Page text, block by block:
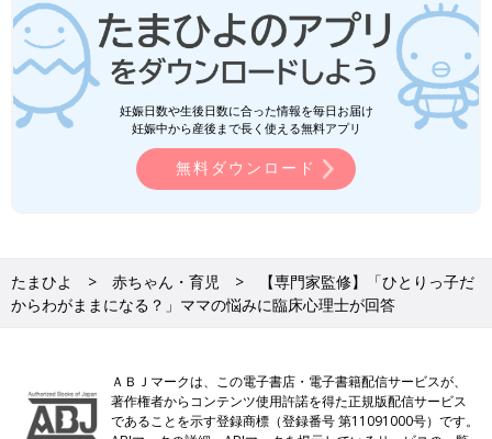
妊娠日数や生後日数に合った情報を毎日お届け
妊娠中から産後まで長く使える無料アプリ
無料ダウンロード
たまひよ 赤ちゃん・育児
【専門家監修】「ひとりっ子だ
からわがままになる？」ママの悩みに臨床心理士が回答
ＡＢＪマークは、この電子書店・電子書籍配信サービスが、
著作権者からコンテンツ使用許諾を得た正規版配信サービス
であることを示す登録商標（登録番号 第11091000号）です。